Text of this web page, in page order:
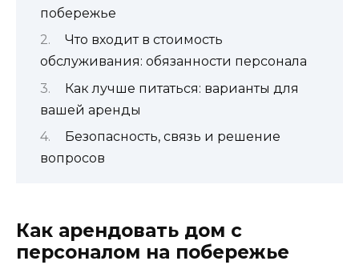
побережье
Что входит в стоимость
обслуживания: обязанности персонала
Как лучше питаться: варианты для
вашей аренды
Безопасность, связь и решение
вопросов
Как арендовать дом с
персоналом на побережье